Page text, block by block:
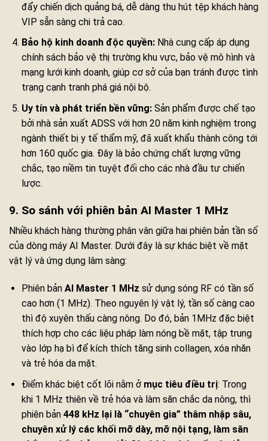
đẩy chiến dịch quảng bá, dễ dàng thu hút tệp khách hàng
VIP sẵn sàng chi trả cao.
Bảo hộ kinh doanh độc quyền:Nhà cung cấp áp dụng
chính sách bảo vệ thị trường khu vực, bảo vệ mô hình và
mạng lưới kinh doanh, giúp cơ sở của bạn tránh được tình
trạng cạnh tranh phá giá nội bộ.
Uy tín và phát triển bền vững:Sản phẩm được chế tạo
bởi nhà sản xuất ADSS với hơn 20 năm kinh nghiệm trong
ngành thiết bị y tế thẩm mỹ, đã xuất khẩu thành công tới
hơn 160 quốc gia. Đây là bảo chứng chất lượng vững
chắc, tạo niềm tin tuyệt đối cho các nhà đầu tư chiến
lược.
9. So sánh với phiên bản AI Master 1 MHz
Nhiều khách hàng thường phân vân giữa hai phiên bản tần số
của dòng máy AI Master. Dưới đây là sự khác biệt về mặt
vật lý và ứng dụng lâm sàng:
Phiên bản AI Master 1 MHz sử dụng sóng RF có tần số
cao hơn (1 MHz). Theo nguyên lý vật lý, tần số càng cao
thì độ xuyên thấu càng nông. Do đó, bản 1MHz đặc biệt
thích hợp cho các liệu pháp làm nóng bề mặt, tập trung
vào lớp hạ bì để kích thích tăng sinh collagen, xóa nhăn
và trẻ hóa da mặt.
Điểm khác biệt cốt lõi nằm ở mục tiêu điều trị: Trong
khi 1 MHz thiên về trẻ hóa và làm săn chắc da nông, thì
phiên bản 448 kHz lại là “chuyên gia” thâm nhập sâu,
chuyên xử lý các khối mỡ dày, mỡ nội tạng, làm săn